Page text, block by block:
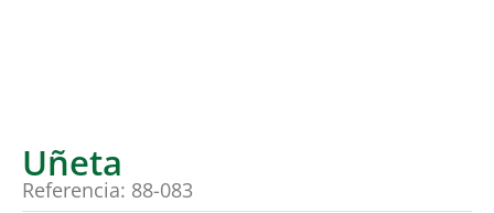
Uñeta
Referencia: 88-083